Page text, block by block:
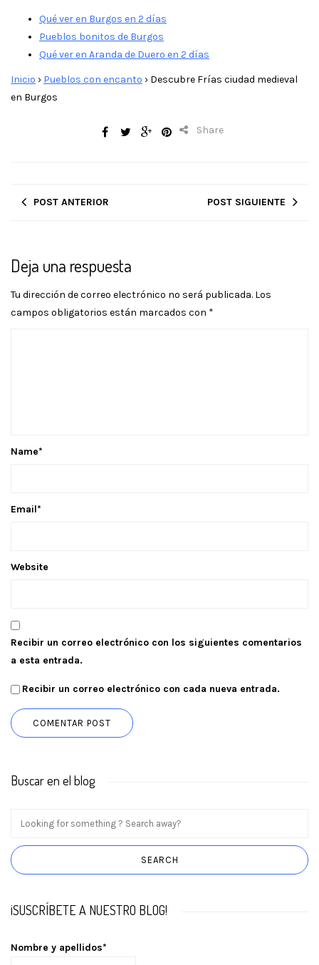
Qué ver en Burgos en 2 días
Pueblos bonitos de Burgos
Qué ver en Aranda de Duero en 2 días
Inicio › Pueblos con encanto › Descubre Frías ciudad medieval
en Burgos
Share
POST ANTERIOR POST SIGUIENTE
Deja una respuesta
Tu dirección de correo electrónico no será publicada. Los
campos obligatorios están marcados con *
Name*
Email*
Website
Recibir un correo electrónico con los siguientes comentarios
a esta entrada.
Recibir un correo electrónico con cada nueva entrada.
Buscar en el blog
¡SUSCRÍBETE A NUESTRO BLOG!
Nombre y apellidos*